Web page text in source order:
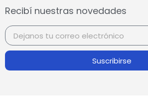
Recibí nuestras novedades
Suscribirse